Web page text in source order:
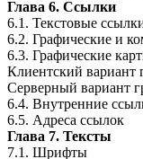
Глава 6. Ссылки
6.1. Текстовые
6.2. Графические и
6.3. Графические
Клиентский вариант
Серверный вариант
6.4. Внутренние
6.5. Адреса ссылок
Глава 7. Тексты
7.1. Шрифты